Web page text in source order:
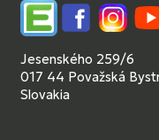
EdupageFacebookInstagram
Jesenského 259/6
017 44 Považská
Slovakia